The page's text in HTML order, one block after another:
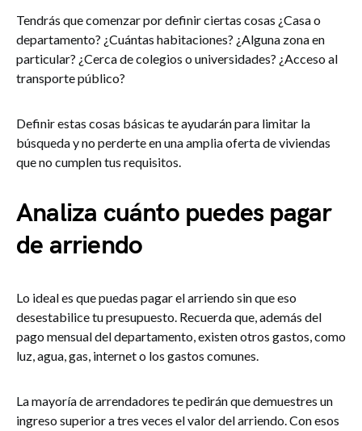
Tendrás que comenzar por definir ciertas cosas ¿Casa o
departamento? ¿Cuántas habitaciones? ¿Alguna zona en
particular? ¿Cerca de colegios o universidades? ¿Acceso al
transporte público?
Definir estas cosas básicas te ayudarán para limitar la
búsqueda y no perderte en una amplia oferta de viviendas
que no cumplen tus requisitos.
Analiza cuánto puedes pagar
de arriendo
Lo ideal es que puedas pagar el arriendo sin que eso
desestabilice tu presupuesto. Recuerda que, además del
pago mensual del departamento, existen otros gastos, como
luz, agua, gas, internet o los gastos comunes.
La mayoría de arrendadores te pedirán que demuestres un
ingreso superior a tres veces el valor del arriendo. Con esos